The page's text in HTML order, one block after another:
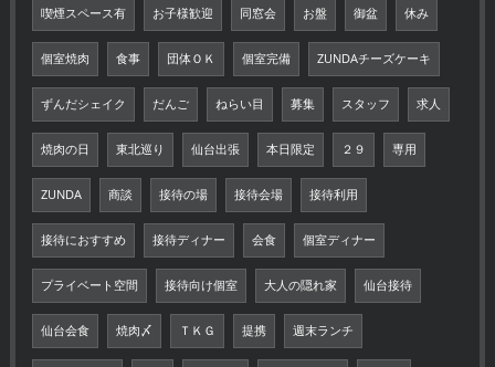
喫煙スペース有 お子様歓迎 同窓会 お盤 御盆 休み
個室焼肉 食事 団体ＯＫ 個室完備 ZUNDAチーズケーキ
ずんだシェイク だんご ねらい目 募集 スタッフ 求人
焼肉の日 東北巡り 仙台出張 本日限定 ２９ 専用
ZUNDA 商談 接待の場 接待会場 接待利用
接待におすすめ 接待ディナー 会食 個室ディナー
プライベート空間 接待向け個室 大人の隠れ家 仙台接待
仙台会食 焼肉〆 ＴＫＧ 提携 週末ランチ